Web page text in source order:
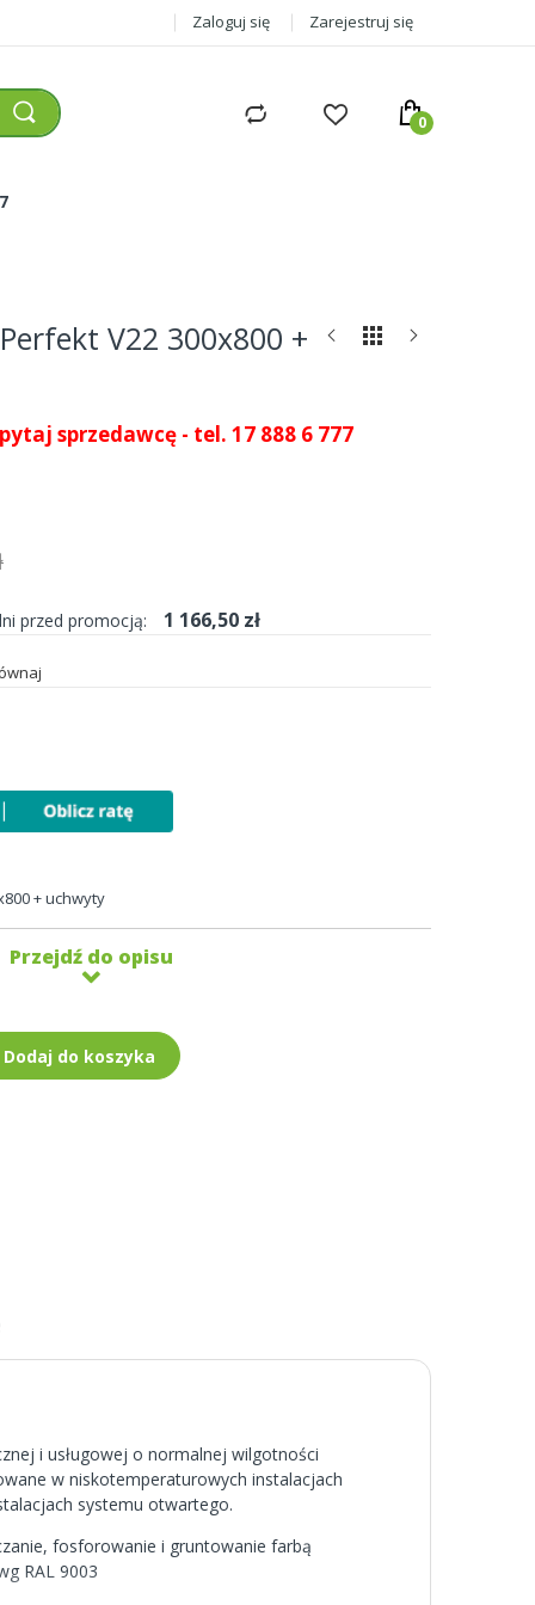
Zaloguj się Zarejestruj się
V22 300x800 +
sprzedawcę - tel. 17 888 6 777
przed promocją: 1 166,50 zł
+ uchwyty
Przejdź do opisu
Dodaj do koszyka
i usługowej o normalnej wilgotności
w niskotemperaturowych instalacjach
systemu otwartego.
fosforowanie i gruntowanie farbą
RAL 9003